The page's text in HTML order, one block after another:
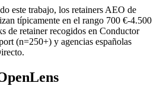
este trabajo, los retainers AEO de
típicamente en el rango 700 €-4.500
de retainer recogidos en Conductor
(n=250+) y agencias españolas